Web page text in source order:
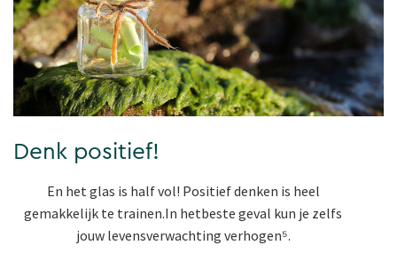
Denk positief!
En het glas is half vol! Positief denken is heel
gemakkelijk te trainen.In hetbeste geval kun je zelfs
jouw levensverwachting verhogen⁵.